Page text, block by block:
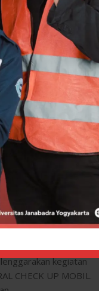
,FAKULTAS TEKNIK
MESIN
MITRA
GENERAL
UP MOBIL
SEBAGAI AJANG
PADA
rangkaian peringatan
yang ke 21,
Studi Teknik Mesin
Teknik Universitas
Prodi Teknik Mesin
Bantul
kegiatan
CHECK UP MOBIL.